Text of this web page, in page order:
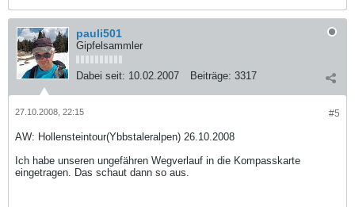
pauli501
Gipfelsammler
Dabei seit: 10.02.2007 Beiträge: 3317
#5
27.10.2008, 22:15
AW: Hollensteintour(Ybbstaleralpen) 26.10.2008
Ich habe unseren ungefähren Wegverlauf in die Kompasskarte
eingetragen. Das schaut dann so aus.